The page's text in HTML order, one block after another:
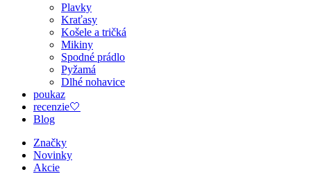
Plavky
Kraťasy
Košele a tričká
Mikiny
Spodné prádlo
Pyžamá
Dlhé nohavice
poukaz
recenzie🤍
Blog
Značky
Novinky
Akcie